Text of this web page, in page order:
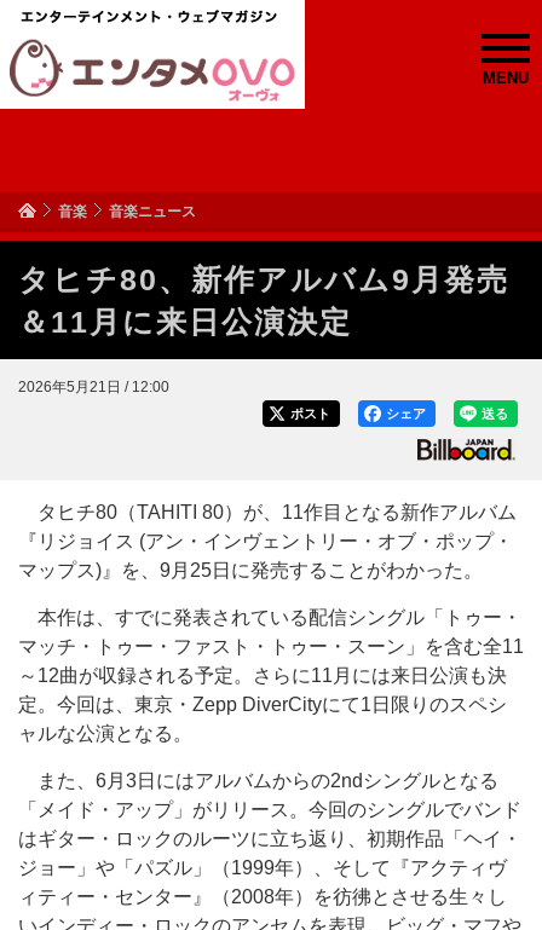
MENU
音楽 音楽ニュース
タヒチ80、新作アルバム9月発売
＆11月に来日公演決定
2026年5月21日 / 12:00
送る
シェア
ポスト
タヒチ80（TAHITI 80）が、11作目となる新作アルバム
『リジョイス (アン・インヴェントリー・オブ・ポップ・
マップス)』を、9月25日に発売することがわかった。
本作は、すでに発表されている配信シングル「トゥー・
マッチ・トゥー・ファスト・トゥー・スーン」を含む全11
～12曲が収録される予定。さらに11月には来日公演も決
定。今回は、東京・Zepp DiverCityにて1日限りのスペシ
ャルな公演となる。
また、6月3日にはアルバムからの2ndシングルとなる
「メイド・アップ」がリリース。今回のシングルでバンド
はギター・ロックのルーツに立ち返り、初期作品「ヘイ・
ジョー」や「パズル」（1999年）、そして『アクティヴ
ィティー・センター』（2008年）を彷彿とさせる生々し
いインディー・ロックのアンセムを表現。ビッグ・マフや